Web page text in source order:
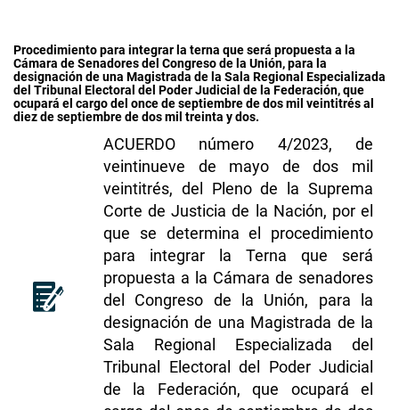
Procedimiento para integrar la terna que será propuesta a la
Cámara de Senadores del Congreso de la Unión, para la
designación de una Magistrada de la Sala Regional Especializada
del Tribunal Electoral del Poder Judicial de la Federación, que
ocupará el cargo del once de septiembre de dos mil veintitrés al
diez de septiembre de dos mil treinta y dos.
ACUERDO número 4/2023, de
veintinueve de mayo de dos mil
veintitrés, del Pleno de la Suprema
Corte de Justicia de la Nación, por el
que se determina el procedimiento
para integrar la Terna que será
propuesta a la Cámara de senadores
del Congreso de la Unión, para la
designación de una Magistrada de la
Sala Regional Especializada del
Tribunal Electoral del Poder Judicial
de la Federación, que ocupará el